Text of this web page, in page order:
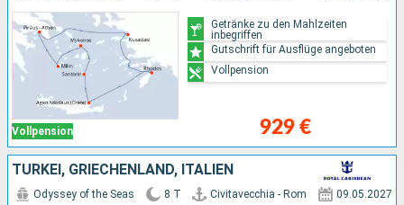
Vollpension 929 €
Getränke zu den Mahlzeiten
inbegriffen
Gutschrift für Ausflüge angeboten
Vollpension
TÜRKEI, GRIECHENLAND, ITALIEN
Odyssey of the Seas 8 T Civitavecchia - Rom 09.05.2027